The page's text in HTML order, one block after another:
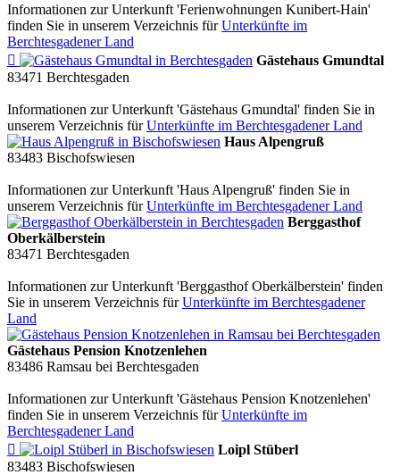
Informationen zur Unterkunft 'Ferienwohnungen Kunibert-Hain'
finden Sie in unserem Verzeichnis fürUnterkünfte im
Berchtesgadener Land

Gästehaus Gmundtal
83471 Berchtesgaden
Informationen zur Unterkunft 'Gästehaus Gmundtal' finden Sie in
unserem Verzeichnis fürUnterkünfte im Berchtesgadener Land
Haus Alpengruß
83483 Bischofswiesen
Informationen zur Unterkunft 'Haus Alpengruß' finden Sie in
unserem Verzeichnis fürUnterkünfte im Berchtesgadener Land
Berggasthof
Oberkälberstein
83471 Berchtesgaden
Informationen zur Unterkunft 'Berggasthof Oberkälberstein' finden
Sie in unserem Verzeichnis fürUnterkünfte im Berchtesgadener
Land
Gästehaus Pension Knotzenlehen
83486 Ramsau bei Berchtesgaden
Informationen zur Unterkunft 'Gästehaus Pension Knotzenlehen'
finden Sie in unserem Verzeichnis fürUnterkünfte im
Berchtesgadener Land

Loipl Stüberl
83483 Bischofswiesen